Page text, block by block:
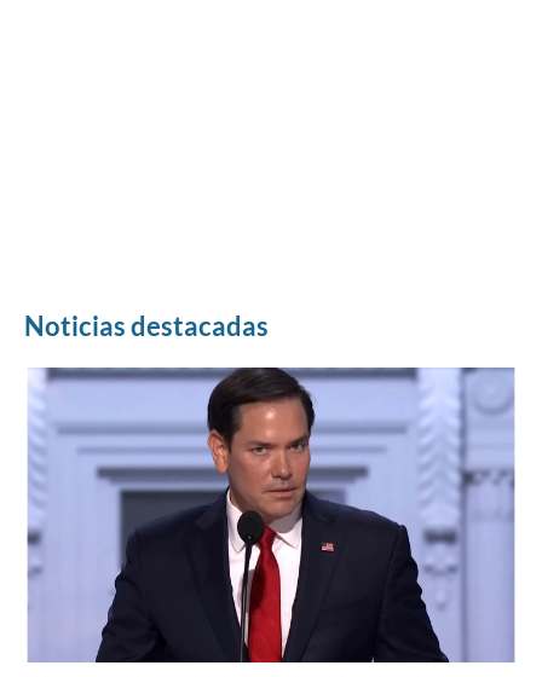
Noticias destacadas